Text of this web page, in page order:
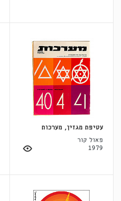
עטיפת מגזין, מערכות
פאול קור
1979